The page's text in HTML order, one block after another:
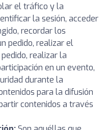
el tráfico y la
la sesión, acceder
recordar los
pedido, realizar el
realizar la
en un evento,
durante la
para la difusión
contenidos a través